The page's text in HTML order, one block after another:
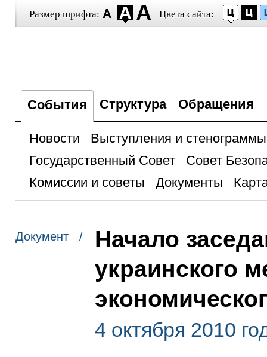
Размер шрифта: Цвета сайта:
События Структура Обращения
Новости
Выступления и стенограммы
Государственный Совет
Совет
Комиссии и советы
Документы
Документ /
Начало
украинского
4 октября 2010